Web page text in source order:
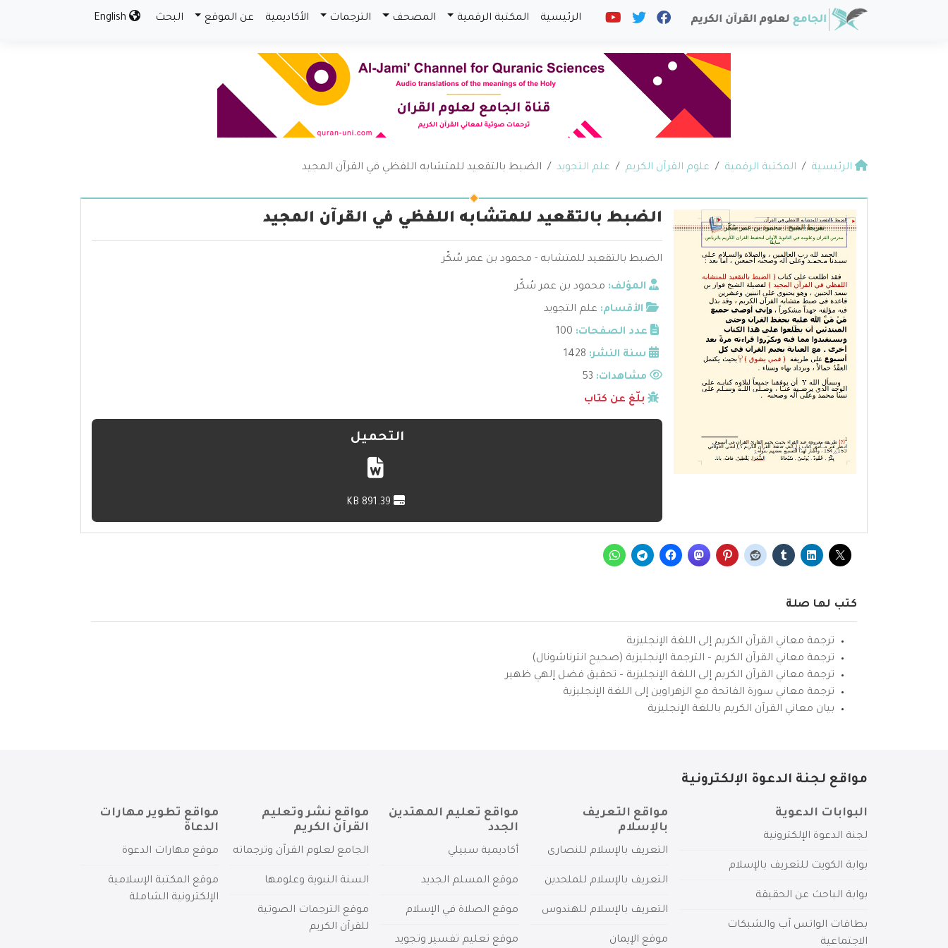
الرئيسية المكتبة الرقمية المصحف الترجمات الأكاديمية عن الموقع البحث
الرئيسية المكتبة الرقمية علوم القرآن الكريم علم التجويد الضبط بالتقعيد للمتشابه اللفظي في القرآن المجيد
الضبط بالتقعيد للمتشابه اللفظي في القرآن المجيد
الضبط بالتقعيد للمتشابه - محمود بن عمر سُكّر
المؤلف: محمود بن عمر سُكّر
الأقسام: علم التجويد
عدد الصفحات: 100
سنة النشر: 1428
مشاهدات:
بلّغ عن كتاب
التحميل
كتب لها صلة
ترجمة معاني القرآن الكريم إلى اللغة الإنجليزية
ترجمة معاني القرآن الكريم – الترجمة الإنجليزية (صحيح انترناشونال)
ترجمة معاني القرآن الكريم إلى اللغة الإنجليزية – تحقيق فضل إلهي ظهير
ترجمة معاني سورة الفاتحة مع الزهراوين إلى اللغة الإنجليزية
بيان معاني القرآن الكريم باللغة الإنجليزية
مواقع لجنة الدعوة الإلكترونية
البوابات الدعوية
لجنة الدعوة الإلكترونية
بوابة الكويت للتعريف بالإسلام
بوابة الباحث عن الحقيقة
بطاقات الواتس آب والشبكات
الاجتماعية
مواقع التعريف
بالإسلام
التعريف بالإسلام للنصارى
التعريف بالإسلام للملحدين
التعريف بالإسلام للهندوس
موقع الإيمان
مواقع تعليم المهتدين
الجدد
أكاديمية سبيلي
موقع المسلم الجديد
موقع الصلاة في الإسلام
موقع تعليم تفسير وتجويد
مواقع نشر وتعليم
القرآن الكريم
الجامع لعلوم القرآن وترجماته
السنة النبوية وعلومها
موقع الترجمات الصوتية
للقرآن الكريم
مواقع تطوير مهارات
الدعاة
موقع مهارات الدعوة
موقع المكتبة الإسلامية
الإلكترونية الشاملة